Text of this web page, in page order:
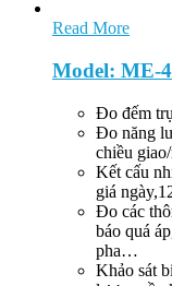
Read More
Model: ME-
Đo đếm
Đo năng
chiều
Kết cấu
giá
Đo các
báo quá
pha…
Khảo sát